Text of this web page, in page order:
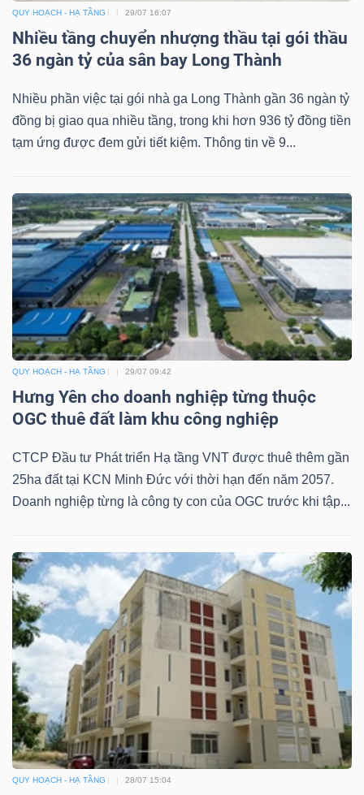
QUY HOẠCH - HẠ TẦNG 29/07 16:07
Nhiều tầng chuyển nhượng thầu tại gói thầu
36 ngàn tỷ của sân bay Long Thành
Nhiều phần việc tại gói nhà ga Long Thành gần 36 ngàn tỷ
đồng bị giao qua nhiều tầng, trong khi hơn 936 tỷ đồng tiền
tạm ứng được đem gửi tiết kiệm. Thông tin về 9...
QUY HOẠCH - HẠ TẦNG 29/07 09:42
Hưng Yên cho doanh nghiệp từng thuộc
OGC thuê đất làm khu công nghiệp
CTCP Đầu tư Phát triển Hạ tầng VNT được thuê thêm gần
25ha đất tại KCN Minh Đức với thời hạn đến năm 2057.
Doanh nghiệp từng là công ty con của OGC trước khi tập...
QUY HOẠCH - HẠ TẦNG 28/07 15:04
Sách
tài
chính
đầu
tư
Truyền
thông
tài
chính
Dữ
tài
chính